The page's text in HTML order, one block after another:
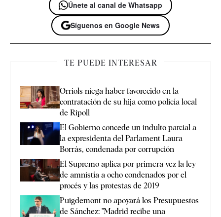
Únete al canal de Whatsapp
Síguenos en Google News
TE PUEDE INTERESAR
Orriols niega haber favorecido en la
contratación de su hija como policía local
de Ripoll
El Gobierno concede un indulto parcial a
la expresidenta del Parlament Laura
Borràs, condenada por corrupción
El Supremo aplica por primera vez la ley
de amnistía a ocho condenados por el
procés y las protestas de 2019
Puigdemont no apoyará los Presupuestos
de Sánchez: "Madrid recibe una